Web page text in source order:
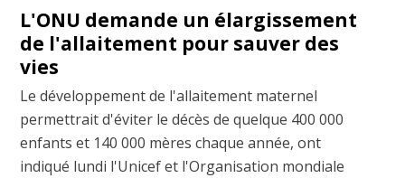
L'ONU demande un élargissement
de l'allaitement pour sauver des
vies
Le développement de l'allaitement maternel
permettrait d'éviter le décès de quelque 400 000
enfants et 140 000 mères chaque année, ont
indiqué lundi l'Unicef et l'Organisation mondiale